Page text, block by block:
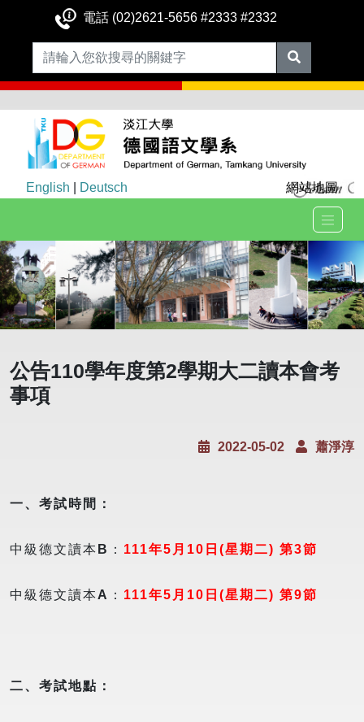
電話 (02)2621-5656 #2333 #2332
English Deutsch 網站地圖
公告110學年度第2學期大二讀本會考
事項
2022-05-02 蕭淨淳
一、考試時間：
中級德文讀本 B ： 111年5月10日(星期二) 第3節
中級德文讀本 A ： 111年5月10日(星期二) 第9節
二、考試地點：